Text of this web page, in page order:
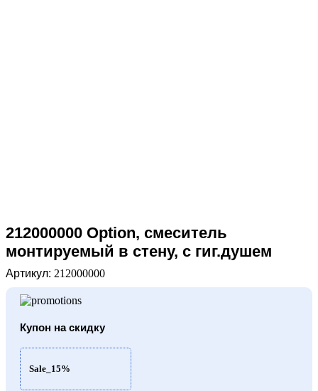
212000000 Option, смеситель
монтируемый в стену, с гиг.душем
Артикул: 212000000
Купон на скидку
Sale_15%